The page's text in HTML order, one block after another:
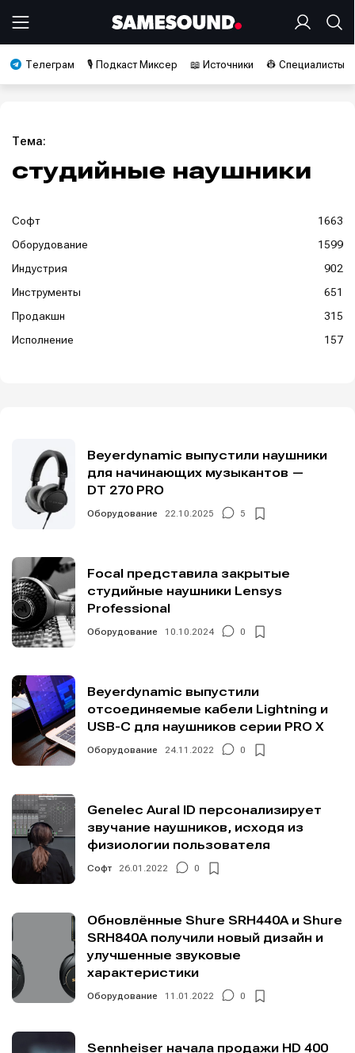
Телеграм 🎙️ Подкаст Миксер 📖 Источники 👷 Специалисты
Тема:
студийные наушники
Софт
1663
Оборудование
1599
Индустрия
902
Инструменты
651
Продакшн
315
Исполнение
157
Beyerdynamic выпустили наушники
для начинающих музыкантов —
DT 270 PRO
Оборудование 22.10.2025 5
Focal представила закрытые
студийные наушники Lensys
Professional
Оборудование 10.10.2024 0
Beyerdynamic выпустили
отсоединяемые кабели Lightning и
USB-C для наушников серии PRO X
Оборудование 24.11.2022 0
Genelec Aural ID персонализирует
звучание наушников, исходя из
физиологии пользователя
Софт 26.01.2022 0
Обновлённые Shure SRH440A и Shure
SRH840A получили новый дизайн и
улучшенные звуковые
характеристики
Оборудование 11.01.2022 0
Sennheiser начала продажи HD 400